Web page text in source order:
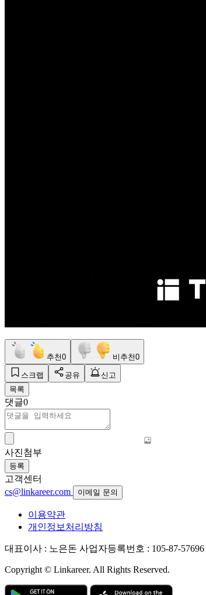
추천0 비추천0
스크랩 공유
신고
목록
댓글0
사진첨부
등록
고객센터
cs@linkareer.com
이메일 문의
이용약관
개인정보처리방침
대표이사 : 노은돈 사업자등록번호 : 105-87-57696
Copyright © Linkareer. All Rights Reserved.